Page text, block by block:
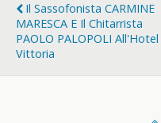
Il Sassofonista CARMINE
MARESCA E Il Chitarrista
PAOLO PALOPOLI All'Hotel
Vittoria